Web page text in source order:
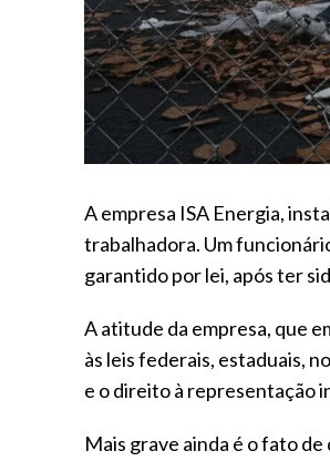
A empresa ISA Energia,
trabalhadora. Um
garantido por lei, após ter
A atitude da empresa, que
às leis federais, estaduais,
e o direito à representação
Mais grave ainda é o fato